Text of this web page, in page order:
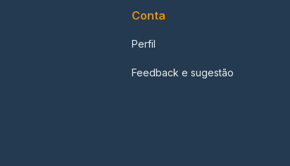
Conta
Perfil
Feedback e sugestão